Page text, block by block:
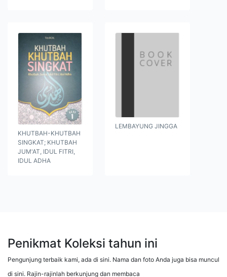
KHUTBAH-KHUTBAH
SINGKAT; KHUTBAH
JUM'AT, IDUL FITRI,
IDUL ADHA
LEMBAYUNG JINGGA
Penikmat Koleksi tahun ini
Pengunjung terbaik kami, ada di sini. Nama dan foto Anda juga bisa muncul
di sini. Rajin-rajinlah berkunjung dan membaca